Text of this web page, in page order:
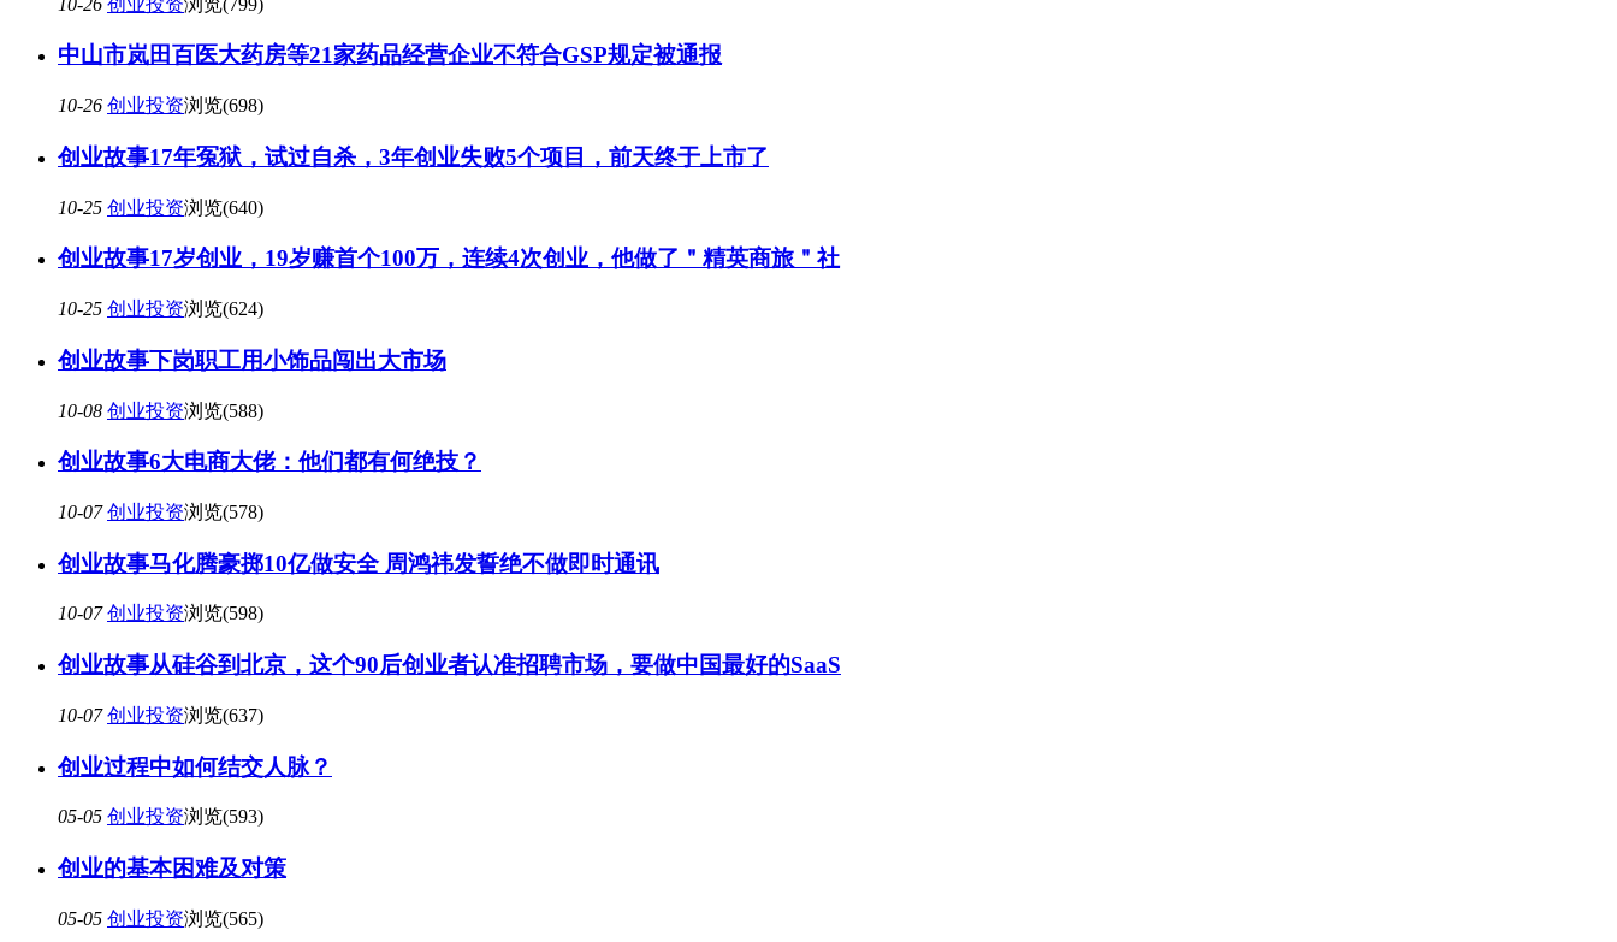
中山市岚田百医大药房等21家药品经营企业不符合GSP规定被通报
10-26 创业投资浏览(698)
创业故事17年冤狱，试过自杀，3年创业失败5个项目，前天终于上市了
10-25 创业投资浏览(640)
创业故事17岁创业，19岁赚首个100万，连续4次创业，他做了＂精英商旅＂社
10-25 创业投资浏览(624)
创业故事下岗职工用小饰品闯出大市场
10-08 创业投资浏览(588)
创业故事6大电商大佬：他们都有何绝技？
10-07 创业投资浏览(578)
创业故事马化腾豪掷10亿做安全 周鸿祎发誓绝不做即时通讯
10-07 创业投资浏览(598)
创业故事从硅谷到北京，这个90后创业者认准招聘市场，要做中国最好的SaaS
10-07 创业投资浏览(637)
创业过程中如何结交人脉？
05-05 创业投资浏览(593)
创业的基本困难及对策
05-05 创业投资浏览(565)